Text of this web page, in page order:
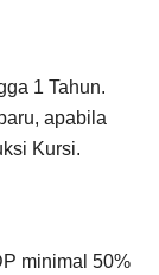
1 Tahun.
apabila
Kursi.
minimal 50%